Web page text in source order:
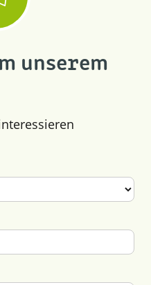
unserem